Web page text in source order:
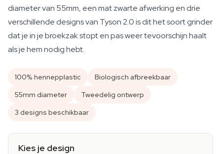
diameter van 55mm, een mat zwarte afwerking en drie
verschillende designs van Tyson 2.0 is dit het soort grinder
dat je in je broekzak stopt en pas weer tevoorschijn haalt
als je hem nodig hebt.
100% hennepplastic
Biologisch afbreekbaar
55mm diameter
Tweedelig ontwerp
3 designs beschikbaar
Kies je design